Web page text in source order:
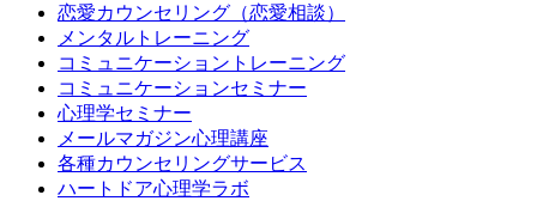
恋愛カウンセリング（恋愛相談）
メンタルトレーニング
コミュニケーショントレーニング
コミュニケーションセミナー
心理学セミナー
メールマガジン心理講座
各種カウンセリングサービス
ハートドア心理学ラボ